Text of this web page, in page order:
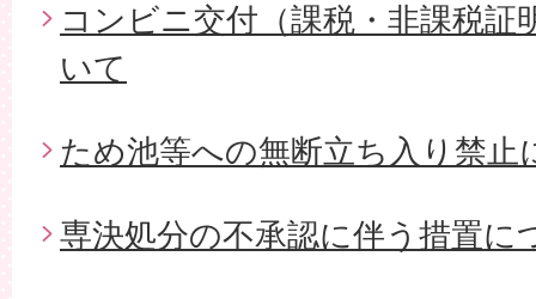
コンビニ交付（課税・非課税証
いて
ため池等への無断立ち入り禁止
専決処分の不承認に伴う措置に